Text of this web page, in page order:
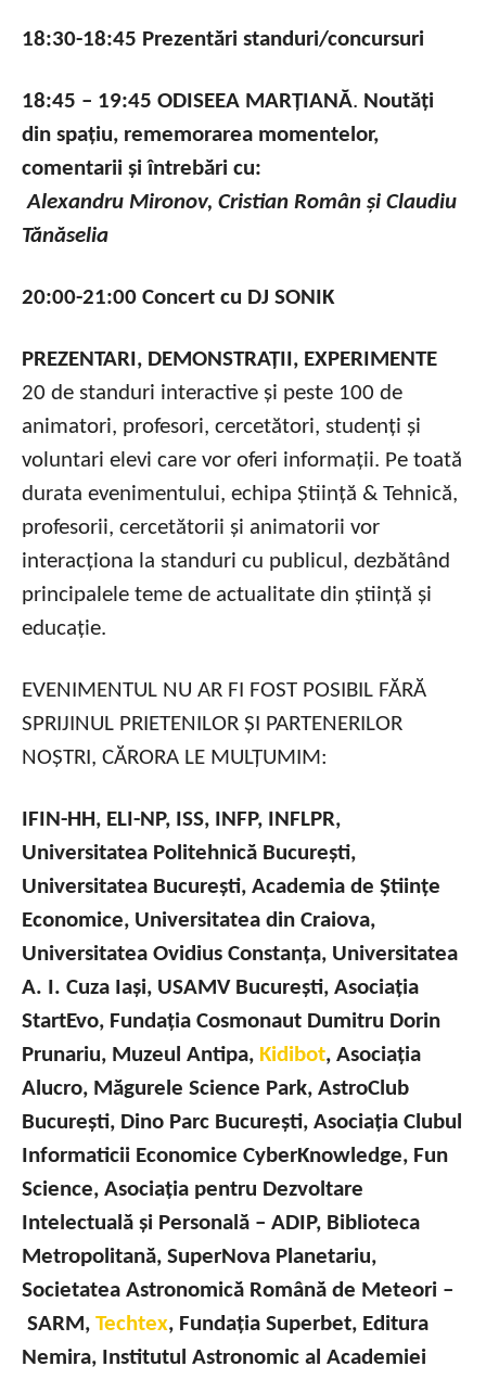
18:30-18:45 Prezentări standuri/concursuri
18:45 – 19:45 ODISEEA MARȚIANĂ. Noutăți
din spațiu, rememorarea momentelor,
comentarii și întrebări cu:
Alexandru Mironov, Cristian Român și Claudiu
Tănăselia
20:00-21:00 Concert cu DJ SONIK
PREZENTARI, DEMONSTRAȚII, EXPERIMENTE
20 de standuri interactive și peste 100 de
animatori, profesori, cercetători, studenți și
voluntari elevi care vor oferi informații. Pe toată
durata evenimentului, echipa Știință & Tehnică,
profesorii, cercetătorii și animatorii vor
interacționa la standuri cu publicul, dezbătând
principalele teme de actualitate din știință și
educație.
EVENIMENTUL NU AR FI FOST POSIBIL FĂRĂ
SPRIJINUL PRIETENILOR ȘI PARTENERILOR
NOȘTRI, CĂRORA LE MULȚUMIM:
IFIN-HH, ELI-NP, ISS, INFP, INFLPR,
Universitatea Politehnică București,
Universitatea București, Academia de Științe
Economice, Universitatea din Craiova,
Universitatea Ovidius Constanța, Universitatea
A. I. Cuza Iași, USAMV București, Asociația
StartEvo, Fundația Cosmonaut Dumitru Dorin
Prunariu, Muzeul Antipa, Kidibot, Asociația
Alucro, Măgurele Science Park, AstroClub
București, Dino Parc București, Asociația Clubul
Informaticii Economice CyberKnowledge, Fun
Science, Asociația pentru Dezvoltare
Intelectuală și Personală – ADIP, Biblioteca
Metropolitană, SuperNova Planetariu,
Societatea Astronomică Română de Meteori –
SARM, Techtex, Fundația Superbet, Editura
Nemira, Institutul Astronomic al Academiei